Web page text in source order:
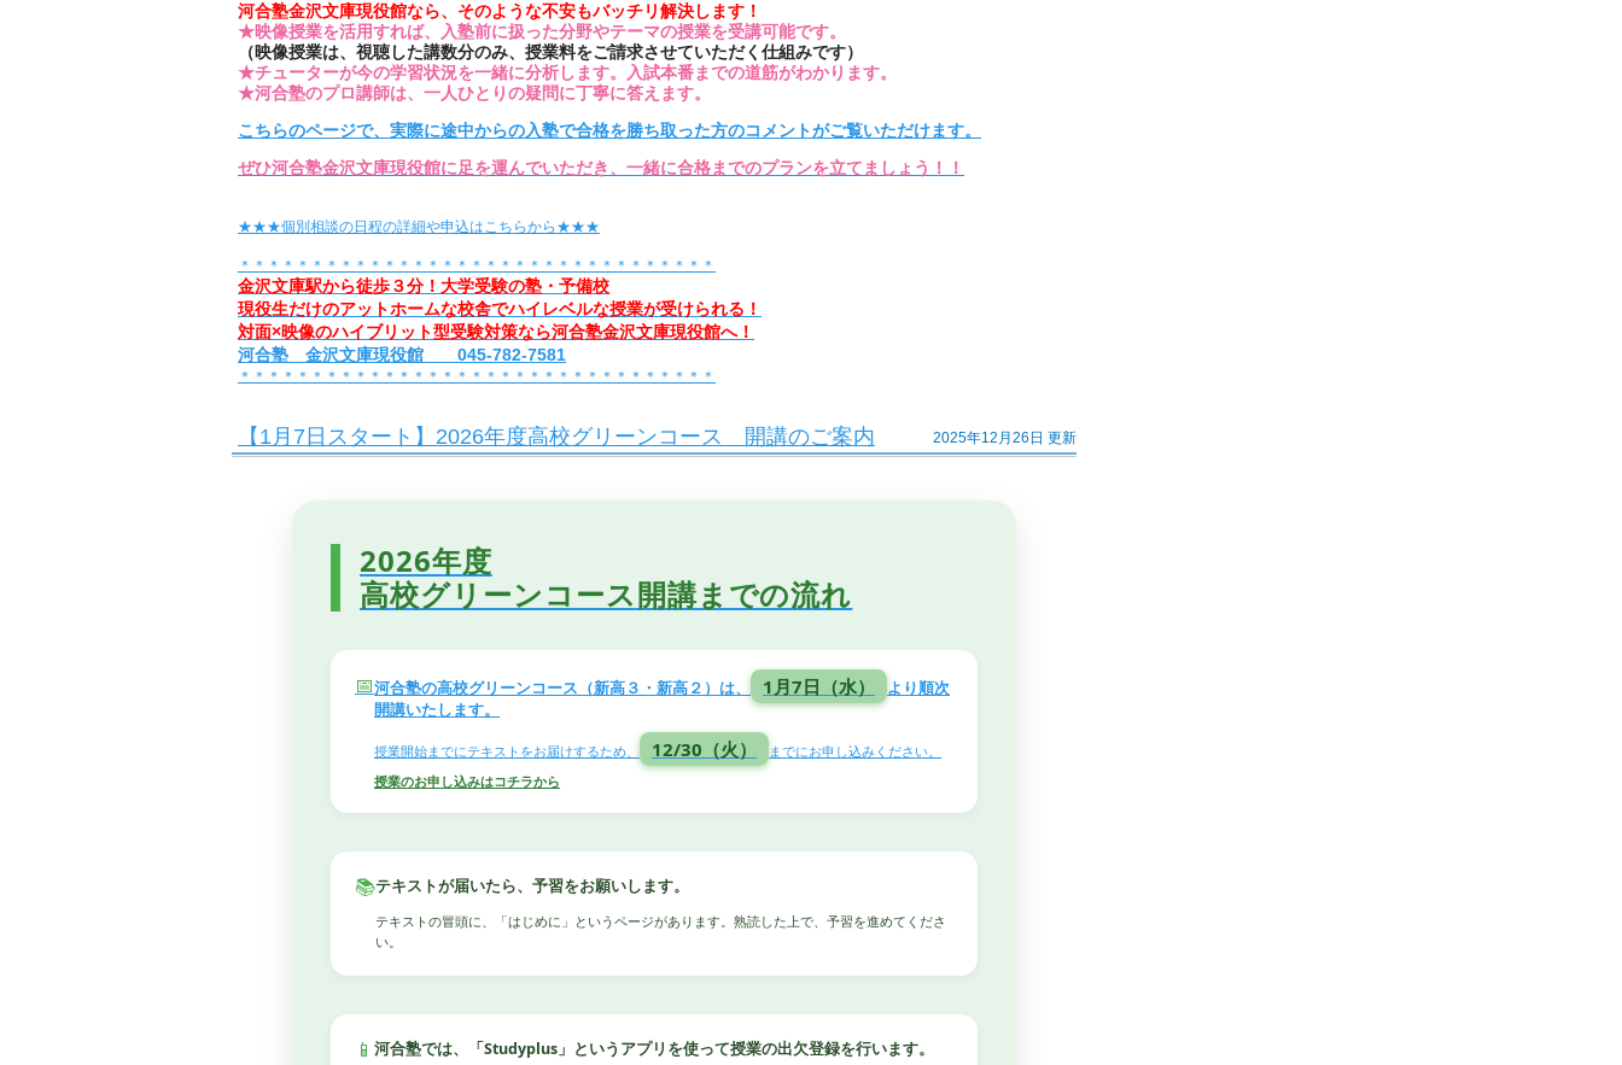
河合塾金沢文庫現役館なら、そのような不安もバッチリ解決します！
★映像授業を活用すれば、入塾前に扱った分野やテーマの授業を受講可能です。
（映像授業は、視聴した講数分のみ、授業料をご請求させていただく仕組みです）
★チューターが今の学習状況を一緒に分析します。入試本番までの道筋がわかります。
★河合塾のプロ講師は、一人ひとりの疑問に丁寧に答えます。
こちらのページで、実際に途中からの入塾で合格を勝ち取った方のコメントがご覧いただけます。
ぜひ河合塾金沢文庫現役館に足を運んでいただき、一緒に合格までのプランを立てましょう！！
★★★個別相談の日程の詳細や申込はこちらから★★★
＊＊＊＊＊＊＊＊＊＊＊＊＊＊＊＊＊＊＊＊＊＊＊＊＊＊＊＊＊＊＊＊＊
金沢文庫駅から徒歩３分！大学受験の塾・予備校
現役生だけのアットホームな校舎でハイレベルな授業が受けられる！
対面×映像のハイブリット型受験対策なら河合塾金沢文庫現役館へ！
河合塾 金沢文庫現役館 045-782-7581
＊＊＊＊＊＊＊＊＊＊＊＊＊＊＊＊＊＊＊＊＊＊＊＊＊＊＊＊＊＊＊＊＊
【1月7日スタート】2026年度高校グリーンコース 開講のご案内 2025年12月26日 更新
2026年度
高校グリーンコース開講までの流れ
📅河合塾の高校グリーンコース（新高３・新高２）は、 1月7日（水）
より順次
開講いたします。
授業開始までにテキストをお届けするため、 12/30（火）
までにお申し込みください。
授業のお申し込みはコチラから
📚テキストが届いたら、予習をお願いします。
テキストの冒頭に、「はじめに」というページがあります。熟読した上で、予習を進めてくださ
い。
📱 河合塾では、「Studyplus」というアプリを使って授業の出欠登録を行います。